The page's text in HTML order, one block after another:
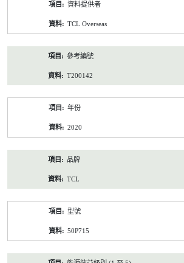
資料提供者
TCL Overseas
參考編號
T200142
年份
2020
品牌
TCL
型號
50P715